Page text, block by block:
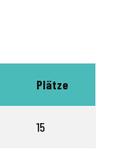
Plätze
15